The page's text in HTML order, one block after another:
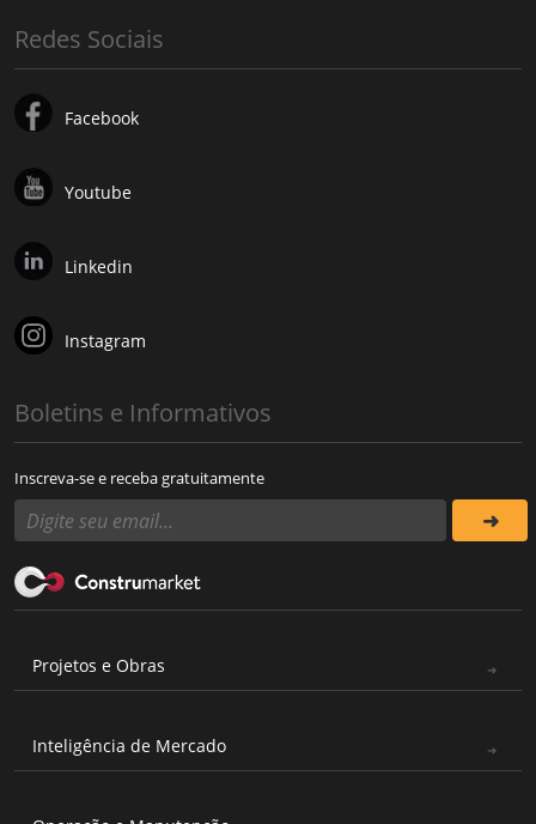
Redes Sociais
Facebook
Youtube
Linkedin
Instagram
Boletins e Informativos
Inscreva-se e receba gratuitamente
Projetos e Obras
Inteligência de Mercado